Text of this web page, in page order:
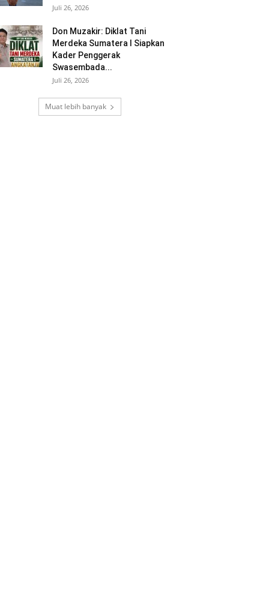
Juli 26, 2026
Don Muzakir: Diklat Tani
Merdeka Sumatera I Siapkan
Kader Penggerak
Swasembada...
Juli 26, 2026
Muat lebih banyak